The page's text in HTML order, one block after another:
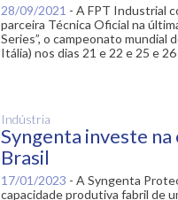
28/09/2021 - A FPT Industrial
parceira Técnica Oficial na
Series”, o campeonato mundial
Itália) nos dias 21 e 22 e 25 e
Indústria
Syngenta investe
Brasil
17/01/2023 - A Syngenta
capacidade produtiva fabril de